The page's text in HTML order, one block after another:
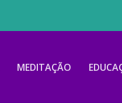
MEDITAÇÃO